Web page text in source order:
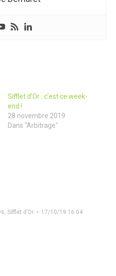
Sifflet d’Or : c’est ce week-
end !
28 novembre 2019
Dans "Arbitrage"
Sifflet d’Or 17/10/19 16:04